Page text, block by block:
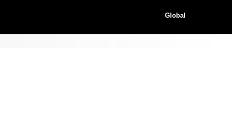
Global